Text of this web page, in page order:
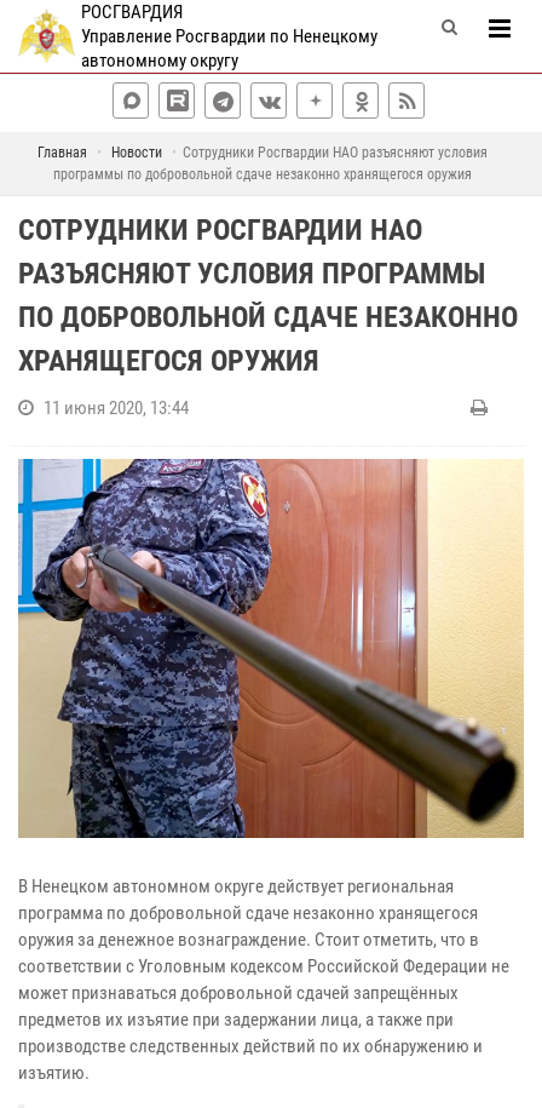
РОСГВАРДИЯ
Управление Росгвардии по Ненецкому
автономному округу
Главная Новости
Сотрудники Росгвардии НАО разъясняют условия
программы по добровольной сдаче незаконно хранящегося оружия
СОТРУДНИКИ РОСГВАРДИИ НАО
РАЗЪЯСНЯЮТ УСЛОВИЯ ПРОГРАММЫ
ПО ДОБРОВОЛЬНОЙ СДАЧЕ НЕЗАКОННО
ХРАНЯЩЕГОСЯ ОРУЖИЯ
11 июня 2020, 13:44
В Ненецком автономном округе действует региональная
программа по добровольной сдаче незаконно хранящегося
оружия за денежное вознаграждение. Стоит отметить, что в
соответствии с Уголовным кодексом Российской Федерации не
может признаваться добровольной сдачей запрещённых
предметов их изъятие при задержании лица, а также при
производстве следственных действий по их обнаружению и
изъятию.